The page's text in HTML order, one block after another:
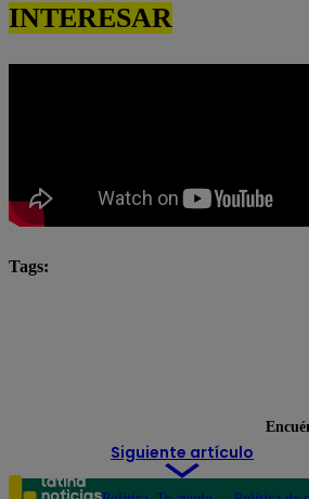
INTERESAR
Tags:
Siguiente artículo